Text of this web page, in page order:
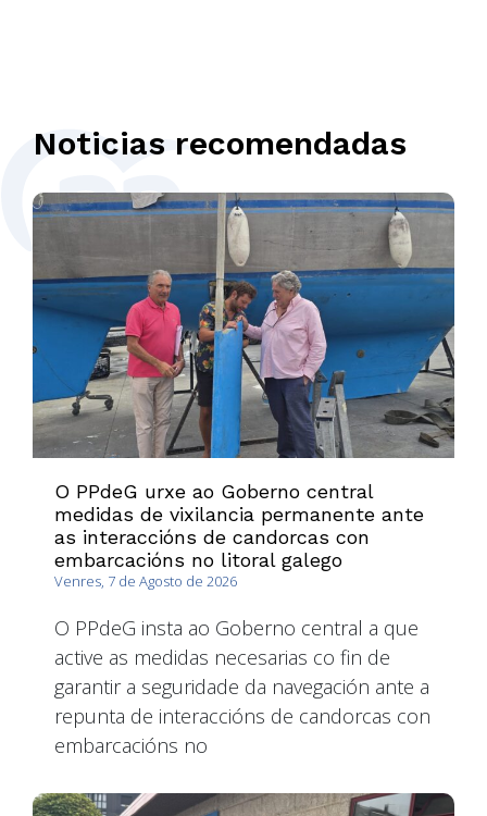
Noticias recomendadas
O PPdeG urxe ao Goberno central
medidas de vixilancia permanente ante
as interaccións de candorcas con
embarcacións no litoral galego
Venres, 7 de Agosto de 2026
O PPdeG insta ao Goberno central a que
active as medidas necesarias co fin de
garantir a seguridade da navegación ante a
repunta de interaccións de candorcas con
embarcacións no